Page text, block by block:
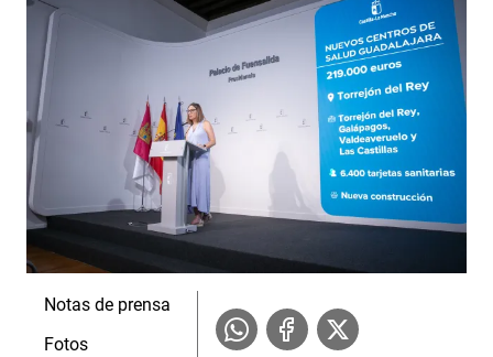
Notas de prensa
Fotos